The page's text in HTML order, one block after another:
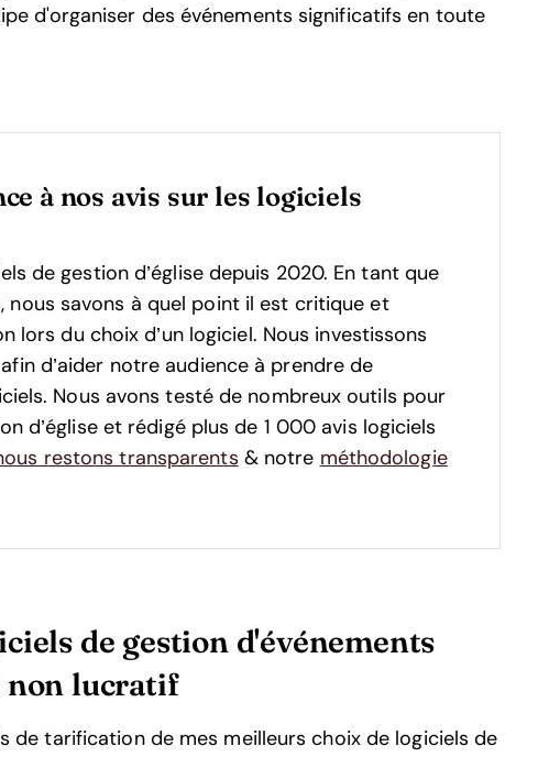
d'organiser des événements significatifs en toute
à nos avis sur les logiciels
de gestion d’église depuis 2020. En tant que
nous savons à quel point il est critique et
lors du choix d’un logiciel. Nous investissons
d’aider notre audience à prendre de
Nous avons testé de nombreux outils pour
d’église et rédigé plus de 1 000 avis logiciels
restons transparents & notre méthodologie
de gestion d'événements
non lucratif
de tarification de mes meilleurs choix de logiciels de